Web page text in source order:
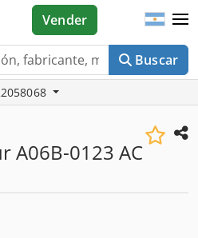
Buscar
Vender
A06B-0123 AC